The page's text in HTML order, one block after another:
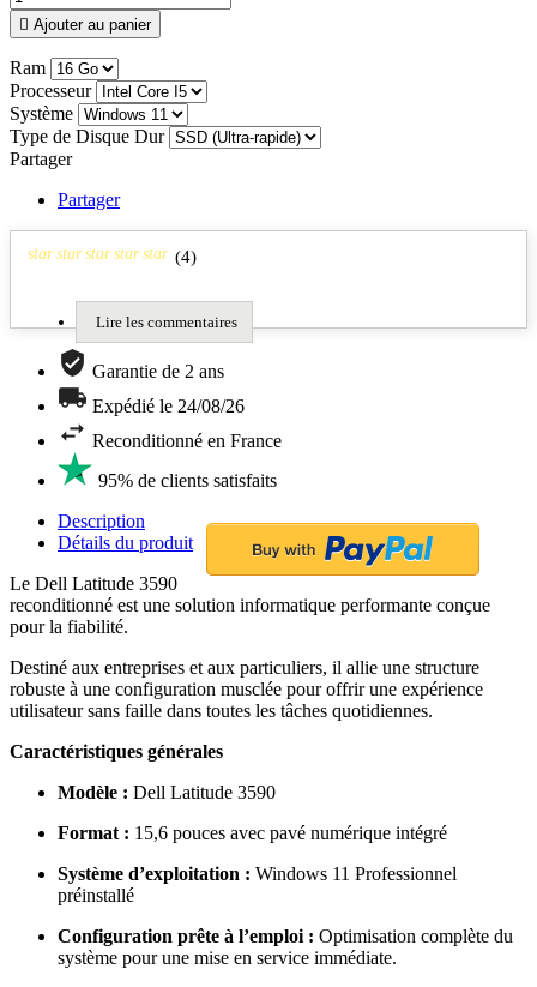
 Ajouter au panier
Ram
Processeur
Système
Type de Disque Dur
Partager
Partager
star star star star star (4)
Lire les commentaires
Garantie de 2 ans
Expédié le 24/08/26
Reconditionné en France
95% de clients satisfaits
Description
Détails du produit
Le Dell Latitude 3590
reconditionné est une solution informatique performante conçue
pour la fiabilité.
Destiné aux entreprises et aux particuliers, il allie une structure
robuste à une configuration musclée pour offrir une expérience
utilisateur sans faille dans toutes les tâches quotidiennes.
Caractéristiques générales
Modèle : Dell Latitude 3590
Format : 15,6 pouces avec pavé numérique intégré
Système d’exploitation : Windows 11 Professionnel
préinstallé
Configuration prête à l’emploi : Optimisation complète du
système pour une mise en service immédiate.